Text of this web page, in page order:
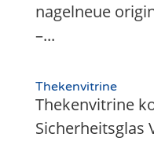
nagelneue
–...
Thekenvitrine
Thekenvitrine
Sicherheitsglas